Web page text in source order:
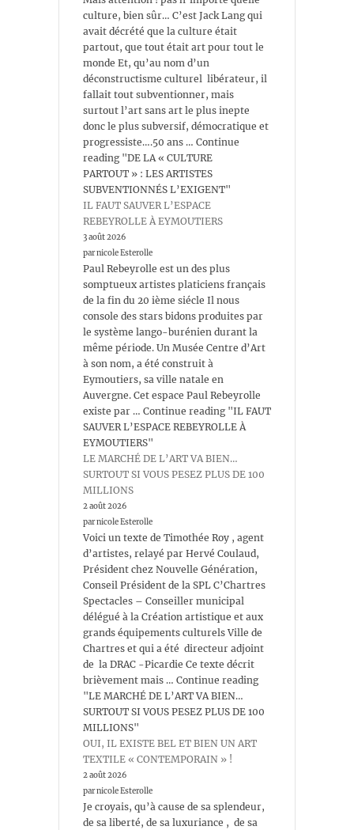
culture, bien sûr… C’est Jack Lang qui
avait décrété que la culture était
partout, que tout était art pour tout le
monde Et, qu’au nom d’un
déconstructisme culturel libérateur, il
fallait tout subventionner, mais
surtout l’art sans art le plus inepte
donc le plus subversif, démocratique et
progressiste….50 ans … Continue
reading "DE LA « CULTURE
PARTOUT » : LES ARTISTES
SUBVENTIONNÉS L’EXIGENT"
IL FAUT SAUVER L’ESPACE
REBEYROLLE À EYMOUTIERS
3 août 2026
par nicole Esterolle
Paul Rebeyrolle est un des plus
somptueux artistes platiciens français
de la fin du 20 ième siécle Il nous
console des stars bidons produites par
le système lango-burénien durant la
même période. Un Musée Centre d’Art
à son nom, a été construit à
Eymoutiers, sa ville natale en
Auvergne. Cet espace Paul Rebeyrolle
existe par … Continue reading "IL FAUT
SAUVER L’ESPACE REBEYROLLE À
EYMOUTIERS"
LE MARCHÉ DE L’ART VA BIEN…
SURTOUT SI VOUS PESEZ PLUS DE 100
MILLIONS
2 août 2026
par nicole Esterolle
Voici un texte de Timothée Roy , agent
d’artistes, relayé par Hervé Coulaud,
Président chez Nouvelle Génération,
Conseil Président de la SPL C’Chartres
Spectacles – Conseiller municipal
délégué à la Création artistique et aux
grands équipements culturels Ville de
Chartres et qui a été directeur adjoint
de la DRAC -Picardie Ce texte décrit
brièvement mais … Continue reading
"LE MARCHÉ DE L’ART VA BIEN…
SURTOUT SI VOUS PESEZ PLUS DE 100
MILLIONS"
OUI, IL EXISTE BEL ET BIEN UN ART
TEXTILE « CONTEMPORAIN » !
2 août 2026
par nicole Esterolle
Je croyais, qu’à cause de sa splendeur,
de sa liberté, de sa luxuriance , de sa